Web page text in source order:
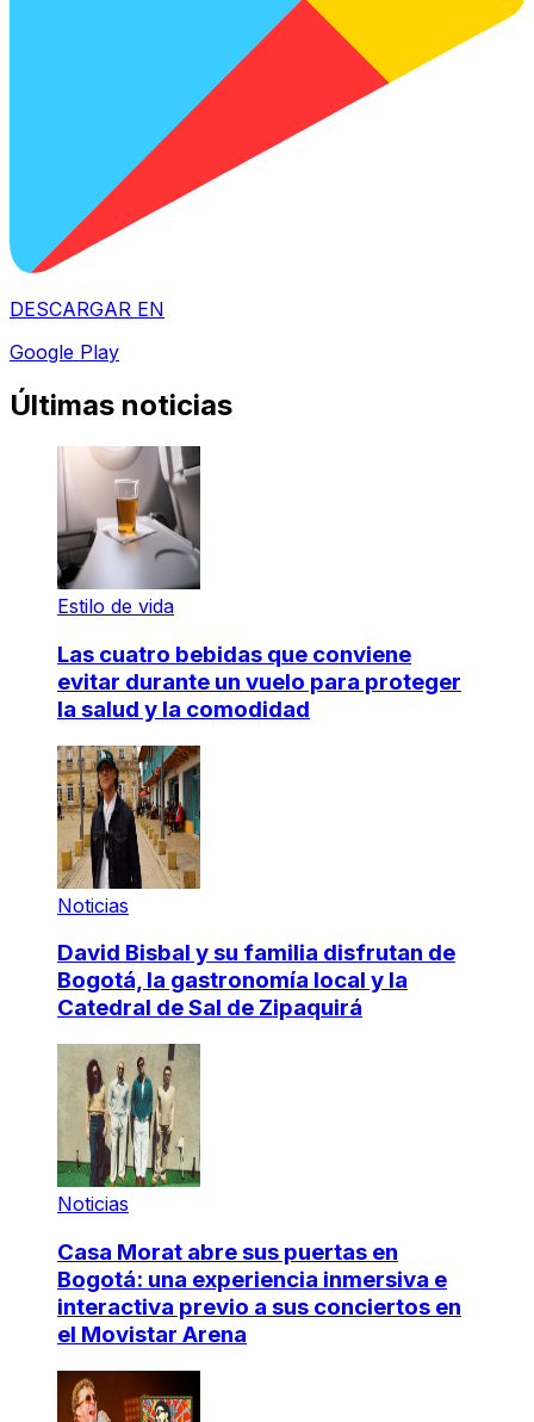
DESCARGAR EN
Google Play
Últimas noticias
Estilo de vida
Las cuatro bebidas que conviene
evitar durante un vuelo para proteger
la salud y la comodidad
Noticias
David Bisbal y su familia disfrutan de
Bogotá, la gastronomía local y la
Catedral de Sal de Zipaquirá
Noticias
Casa Morat abre sus puertas en
Bogotá: una experiencia inmersiva e
interactiva previo a sus conciertos en
el Movistar Arena